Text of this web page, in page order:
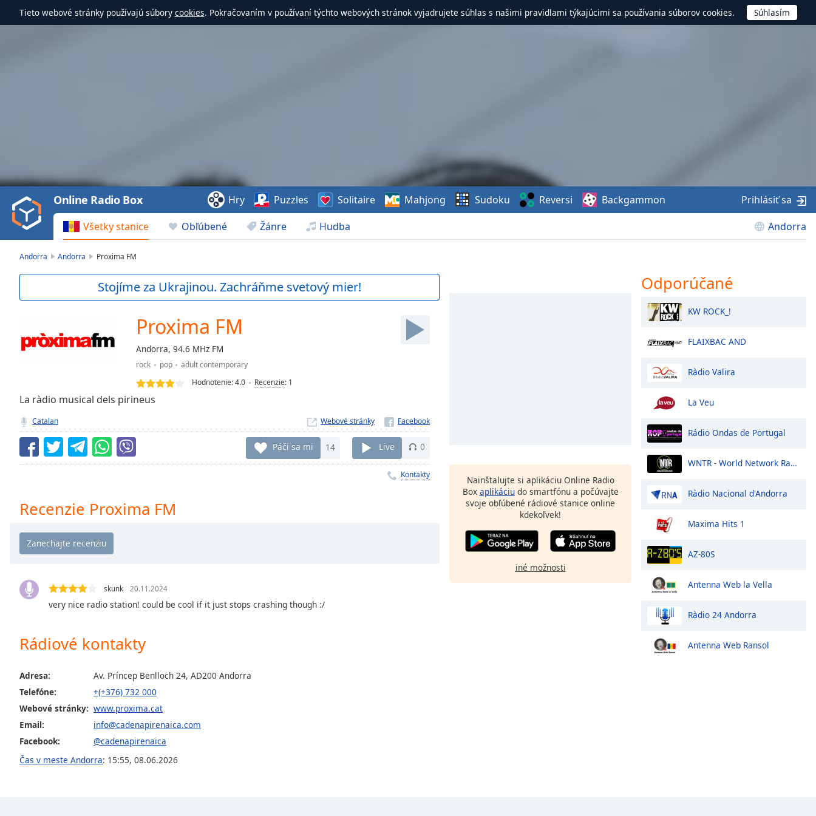
Tieto webové stránky používajú súbory cookies. Pokračovaním v používaní týchto webových stránok vyjadrujete súhlas s našimi pravidlami týkajúcimi sa používania súborov cookies.
Play
Video
Play
Backward
Skip
Current
0.00%
Seek to
currently
behind
LIVE
Remaining
Time-
Playback
Chapters
Descriptions
selected
subtitles
settings,
subtitles
settings
dialog
Všetky stanice Obľúbené Žánre Hudba Andorra
Online Radio Box Hry Puzzles Solitaire Mahjong Sudoku Reversi Backgammon Prihlásiť sa
Andorra Andorra Proxima FM
Stojíme za Ukrajinou. Zachráňme svetový mier!
Proxima FM
Andorra, 94.6 MHz FM
rock pop
adult contemporary
Hodnotenie:4.0 Recenzie: 1
La ràdio musical dels pirineus
Catalan Webové stránky
Páči sa mi 14 Live 0
Kontakty
Recenzie Proxima FM
skunk 20.11.2024
very nice radio station! could be cool if it just stops crashing though :/
Rádiové kontakty
Adresa:
Av. Príncep Benlloch 24, AD200 Andorra
Telefóne:
+(+376) 732 000
Webové stránky: www.proxima.cat
Email:
info@cadenapirenaica.com
Facebook:
@cadenapirenaica
Čas v meste Andorra: 15:55, 08.06.2026
Nainštalujte si aplikáciu Online Radio
Box aplikáciudo smartfónu a počúvajte
svoje obľúbené rádiové stanice online
kdekoľvek!
iné možnosti
Odporúčané
KW ROCK_!
FLAIXBAC AND
Ràdio Valira
La Veu
Rádio Ondas de Portugal
WNTR - World Network Radio
Ràdio Nacional d'Andorra
Maxima Hits 1
AZ-80S
Antenna Web la Vella
Ràdio 24 Andorra
Antenna Web Ransol